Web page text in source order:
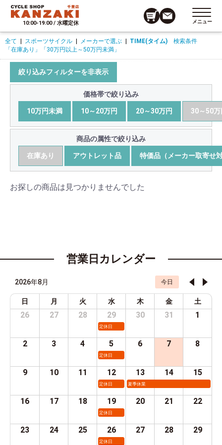
10:00-19:00 / 水曜定休 メニュー
全て スポーツサイクル メーカーで選ぶ TIME(タイム) 検索条件
「在庫あり」
「30万円以上～50万円未満」
絞り込みフィルターを非表示
価格帯で絞り込み
10万円未満 10～20万円 20～30万円 30～50万
商品の属性で絞り込み
在庫あり アウトレット品 特価品（メーカー取寄せ
お探しの商品は見つかりませんでした
営業日カレンダー
2026年8月 今日
日 月 火 水 木 金 土
26 27 28 29
定休日
30 31 1
2 3 4 5
定休日
6 7 8
9 10 11 12
定休日
13
夏季休業
14 15
16 17 18 19
定休日
20 21 22
23 24 25 26
定休日
27 28 29